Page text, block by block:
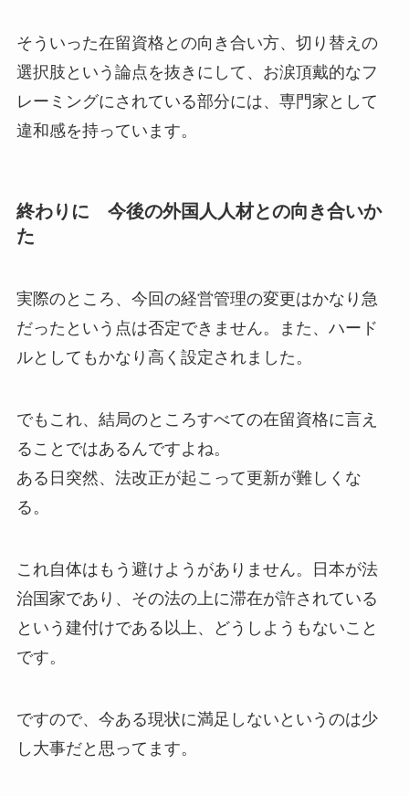
そういった在留資格との向き合い方、切り替えの
選択肢という論点を抜きにして、お涙頂戴的なフ
レーミングにされている部分には、専門家として
違和感を持っています。
終わりに 今後の外国人人材との向き合いか
た
実際のところ、今回の経営管理の変更はかなり急
だったという点は否定できません。また、ハード
ルとしてもかなり高く設定されました。
でもこれ、結局のところすべての在留資格に言え
ることではあるんですよね。
ある日突然、法改正が起こって更新が難しくな
る。
これ自体はもう避けようがありません。日本が法
治国家であり、その法の上に滞在が許されている
という建付けである以上、どうしようもないこと
です。
ですので、今ある現状に満足しないというのは少
し大事だと思ってます。